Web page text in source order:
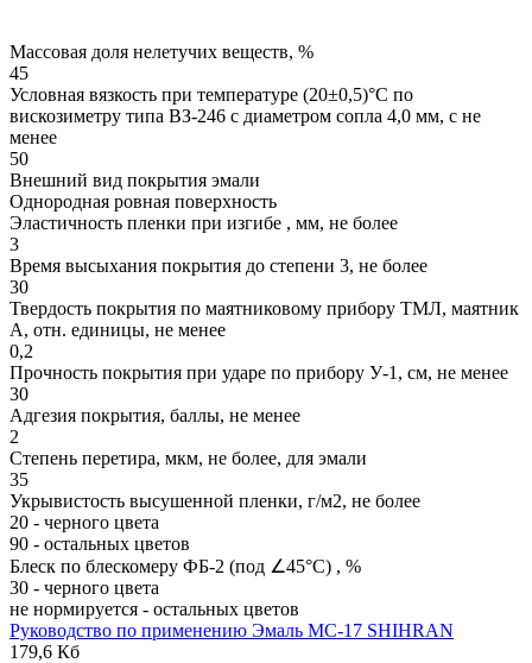
Массовая доля нелетучих веществ, %
45
Условная вязкость при температуре (20±0,5)°С по
вискозиметру типа ВЗ-246 с диаметром сопла 4,0 мм, с не
менее
50
Внешний вид покрытия эмали
Однородная ровная поверхность
Эластичность пленки при изгибе , мм, не более
3
Время высыхания покрытия до степени 3, не более
30
Твердость покрытия по маятниковому прибору ТМЛ, маятник
А, отн. единицы, не менее
0,2
Прочность покрытия при ударе по прибору У-1, см, не менее
30
Адгезия покрытия, баллы, не менее
2
Степень перетира, мкм, не более, для эмали
35
Укрывистость высушенной пленки, г/м2, не более
20 - черного цвета
90 - остальных цветов
Блеск по блескомеру ФБ-2 (под ∠45°С) , %
30 - черного цвета
не нормируется - остальных цветов
Руководство по применению Эмаль МС-17 SHIHRAN
179,6 Кб